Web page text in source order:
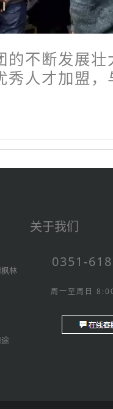
的不断发展
秀人才加盟
林
关于我们
0351-
周一至周日